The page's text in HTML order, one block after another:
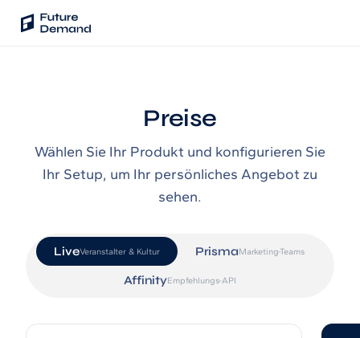
Audience Intelligence
Taste-Cluster-Technologie
Lookout
Nachfrageprognose
Social Media Kampagnen
Automatische Segmentierung
Sentinel
Preise
Wählen Sie Ihr Produkt und konfigurieren Sie
Ihr Setup, um Ihr persönliches Angebot zu
sehen.
LiveVeranstalter & Kultur PrismaMarketing-Teams
AffinityEmpfehlungs-API